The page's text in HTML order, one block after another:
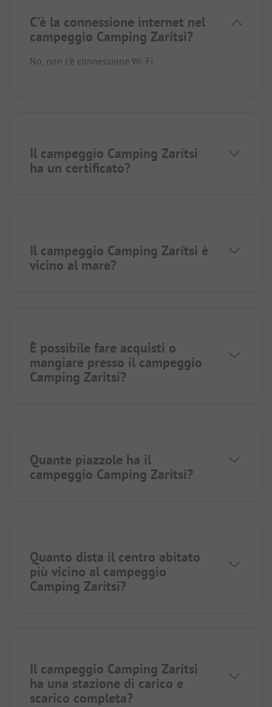
C'è la connessione internet nel
campeggio Camping Zarítsi?
No, non c'è connessione Wi-Fi.
Il campeggio Camping Zarítsi
ha un certificato?
Il campeggio Camping Zarítsi è
vicino al mare?
È possibile fare acquisti o
mangiare presso il campeggio
Camping Zarítsi?
Quante piazzole ha il
campeggio Camping Zarítsi?
Quanto dista il centro abitato
più vicino al campeggio
Camping Zarítsi?
Il campeggio Camping Zarítsi
ha una stazione di carico e
scarico completa?